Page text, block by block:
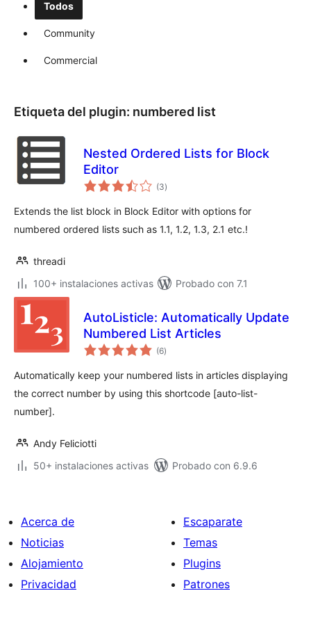
Todos
Community
Commercial
Etiqueta del plugin: numbered list
Nested Ordered Lists for Block
Editor
(3total
de
)
Extends the list block in Block Editor with options for
numbered ordered lists such as 1.1, 1.2, 1.3, 2.1 etc.!
threadi
100+ instalaciones activas
Probado con 7.1
AutoListicle: Automatically Update
Numbered List Articles
(6total
de
)
Automatically keep your numbered lists in articles displaying
the correct number by using this shortcode [auto-list-
number].
Andy Feliciotti
50+ instalaciones activas
Probado con 6.9.6
Acerca de
Noticias
Alojamiento
Privacidad
Escaparate
Temas
Plugins
Patrones